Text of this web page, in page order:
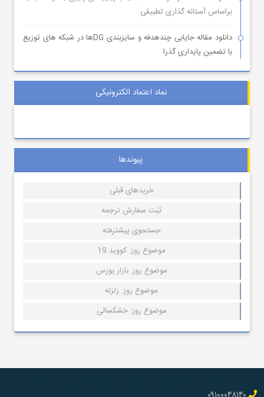
براساس آستانه گذاری تطبیقی
دانلود مقاله جایابی چندهدفه و سایزبندی DGها در شبکه های توزیع
با تضمین پایداری گذرا
نماد اعتماد الکترونیکی
پیوندها
خریدهای قبلی
ثبت سفارش ترجمه
جستجوی پیشترفته
موضوع روز: کووید 19
موضوع روز: بازار بورس
موضوع روز: زلزله
موضوع روز: خشکسالی